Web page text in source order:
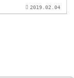
2019.02.04